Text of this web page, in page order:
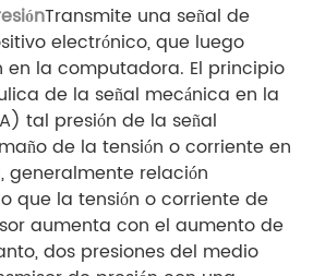
Transmite una señal de
electrónico, que luego
en la computadora. El principio
de la señal mecánica en la
tal presión de la señal
de la tensión o corriente en
generalmente relación
que la tensión o corriente de
aumenta con el aumento de
dos presiones del medio